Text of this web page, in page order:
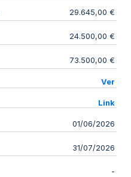
29.645,00 €
24.500,00 €
73.500,00 €
Ver
Link
01/06/2026
31/07/2026
-